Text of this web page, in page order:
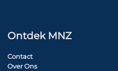
Ontdek MNZ
Contact
Over Ons